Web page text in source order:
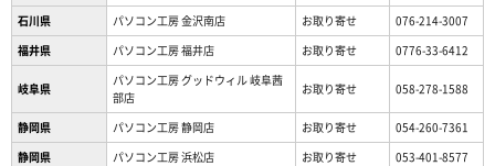
石川県
パソコン工房 金沢南店 お取り寄せ
076-214-3007
福井県
パソコン工房 福井店 お取り寄せ 0776-33-6412
岐阜県
パソコン工房 グッドウィル 岐阜茜
部店
お取り寄せ 058-278-1588
静岡県 パソコン工房 静岡店 お取り寄せ
054-260-7361
静岡県
パソコン工房 浜松店 お取り寄せ 053-401-8577